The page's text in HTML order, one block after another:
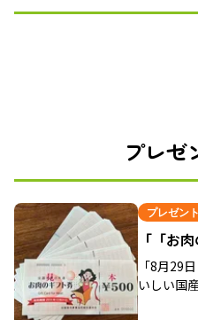
プレゼ
プレゼン
「「お
「8月29
いしい国